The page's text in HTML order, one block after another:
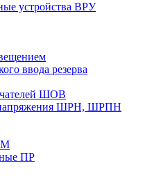
устройства ВРУ
ввода резерва
ШОВ
ШРН, ШРПН
ПР